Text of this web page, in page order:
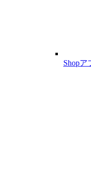
Shopア